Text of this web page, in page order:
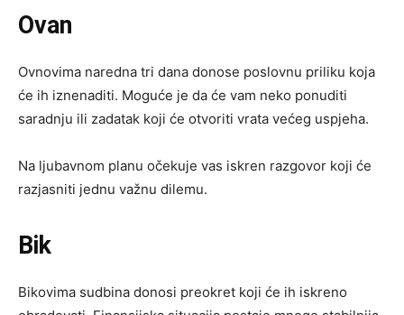
Ovan
Ovnovima naredna tri dana donose poslovnu priliku koja
će ih iznenaditi. Moguće je da će vam neko ponuditi
saradnju ili zadatak koji će otvoriti vrata većeg uspjeha.
Na ljubavnom planu očekuje vas iskren razgovor koji će
razjasniti jednu važnu dilemu.
Bik
Bikovima sudbina donosi preokret koji će ih iskreno